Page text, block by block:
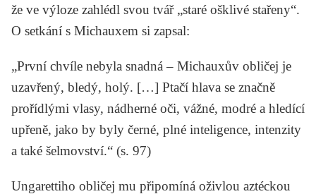
že ve výloze zahlédl svou tvář „staré ošklivé stařeny“.
O setkání s Michauxem si zapsal:
„První chvíle nebyla snadná – Michauxův obličej je
uzavřený, bledý, holý. […] Ptačí hlava se značně
prořídlými vlasy, nádherné oči, vážné, modré a hledící
upřeně, jako by byly černé, plné inteligence, intenzity
a také šelmovství.“ (s. 97)
Ungarettiho obličej mu připomíná oživlou aztéckou